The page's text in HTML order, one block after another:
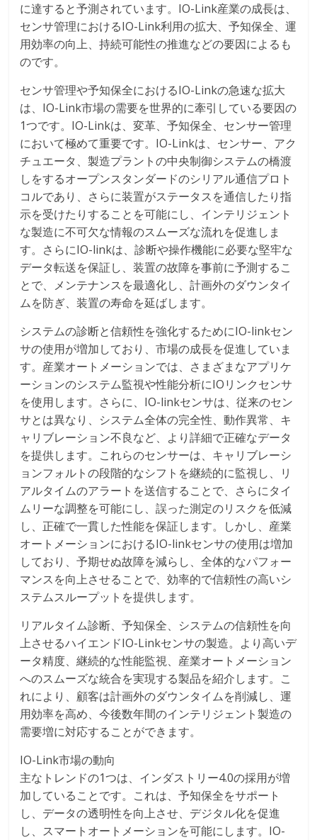
に達すると予測されています。IO-Link産業の成長は、
センサ管理におけるIO-Link利用の拡大、予知保全、運
用効率の向上、持続可能性の推進などの要因によるも
のです。
センサ管理や予知保全におけるIO-Linkの急速な拡大
は、IO-Link市場の需要を世界的に牽引している要因の
1つです。IO-Linkは、変革、予知保全、センサー管理
において極めて重要です。IO-Linkは、センサー、アク
チュエータ、製造プラントの中央制御システムの橋渡
しをするオープンスタンダードのシリアル通信プロト
コルであり、さらに装置がステータスを通信したり指
示を受けたりすることを可能にし、インテリジェント
な製造に不可欠な情報のスムーズな流れを促進しま
す。さらにIO-linkは、診断や操作機能に必要な堅牢な
データ転送を保証し、装置の故障を事前に予測するこ
とで、メンテナンスを最適化し、計画外のダウンタイ
ムを防ぎ、装置の寿命を延ばします。
システムの診断と信頼性を強化するためにIO-linkセン
サの使用が増加しており、市場の成長を促進していま
す。産業オートメーションでは、さまざまなアプリケ
ーションのシステム監視や性能分析にIOリンクセンサ
を使用します。さらに、IO-linkセンサは、従来のセン
サとは異なり、システム全体の完全性、動作異常、キ
ャリブレーション不良など、より詳細で正確なデータ
を提供します。これらのセンサーは、キャリブレーシ
ョンフォルトの段階的なシフトを継続的に監視し、リ
アルタイムのアラートを送信することで、さらにタイ
ムリーな調整を可能にし、誤った測定のリスクを低減
し、正確で一貫した性能を保証します。しかし、産業
オートメーションにおけるIO-linkセンサの使用は増加
しており、予期せぬ故障を減らし、全体的なパフォー
マンスを向上させることで、効率的で信頼性の高いシ
ステムスループットを提供します。
リアルタイム診断、予知保全、システムの信頼性を向
上させるハイエンドIO-Linkセンサの製造。より高いデ
ータ精度、継続的な性能監視、産業オートメーション
へのスムーズな統合を実現する製品を紹介します。こ
れにより、顧客は計画外のダウンタイムを削減し、運
用効率を高め、今後数年間のインテリジェント製造の
需要増に対応することができます。
IO-Link市場の動向
主なトレンドの1つは、インダストリー4.0の採用が増
加していることです。これは、予知保全をサポート
し、データの透明性を向上させ、デジタル化を促進
し、スマートオートメーションを可能にします。IO-